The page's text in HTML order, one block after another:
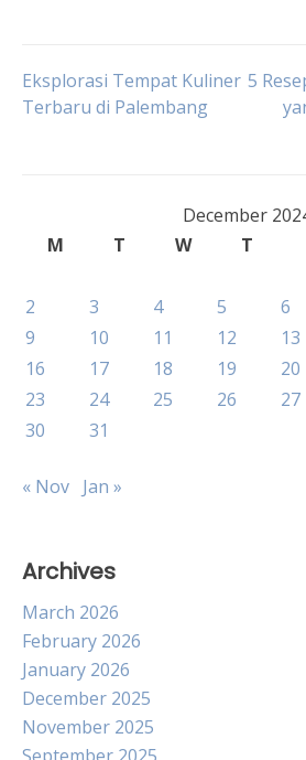
Post
Eksplorasi Tempat Kuliner
Terbaru di Palembang
5
December
M
T W T
2
3 4 5 6
9
10 11 12 13
16
17 18 19 20
23
24 25 26 27
30
31
« Nov Jan »
Archives
March 2026
February 2026
January 2026
December 2025
November 2025